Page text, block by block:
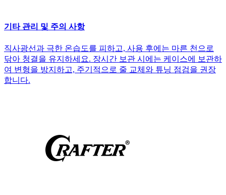
기타 관리 및 주의 사항
직사광선과 극한 온습도를 피하고, 사용 후에는 마른 천으로
닦아 청결을 유지하세요. 장시간 보관 시에는 케이스에 보관하
여 변형을 방지하고, 주기적으로 줄 교체와 튜닝 점검을 권장
합니다.